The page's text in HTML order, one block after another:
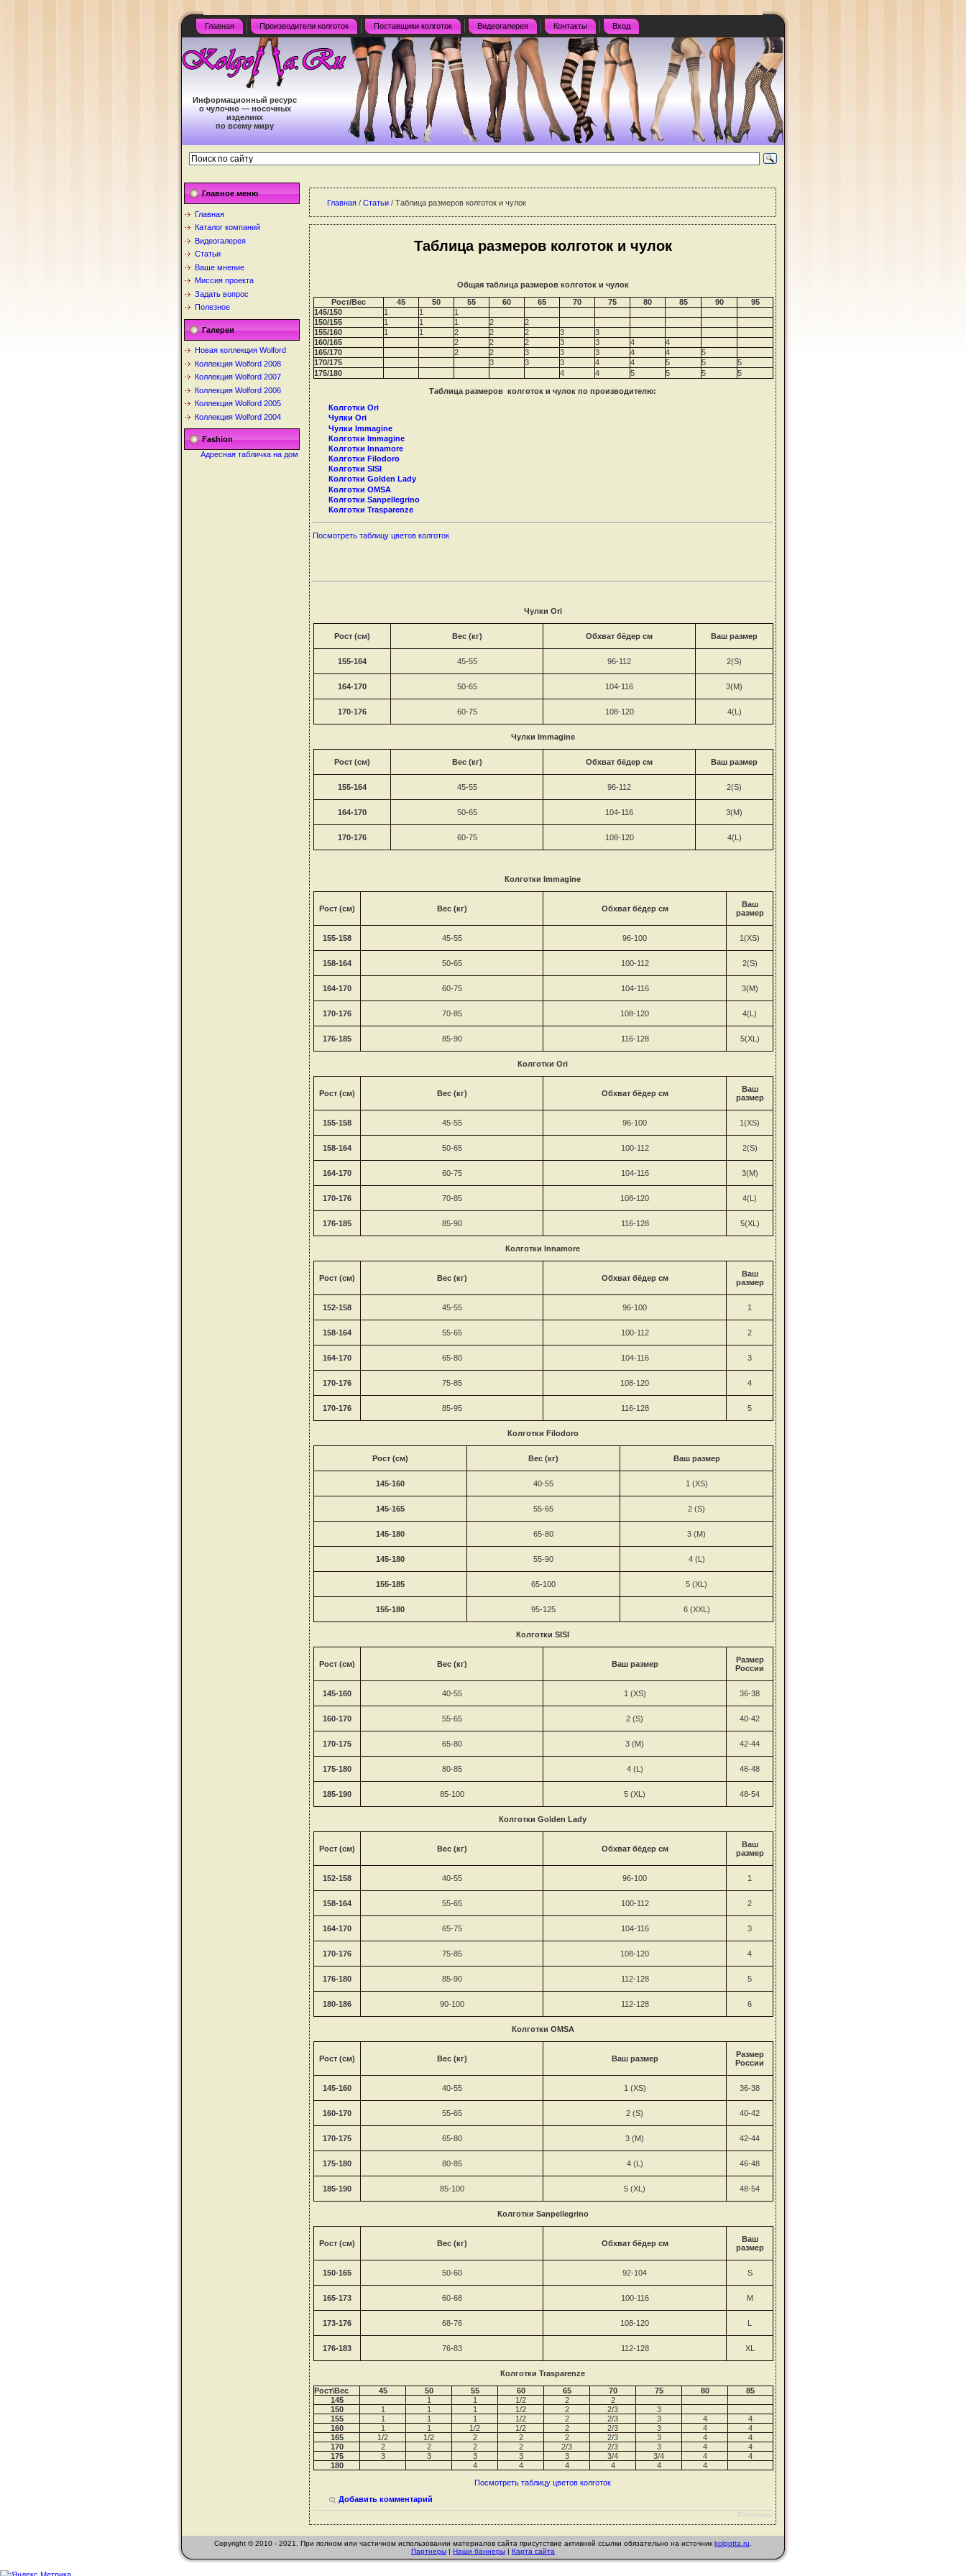
Главная Производители колготок Поставщики колготок Видеогалерея Контакты Вход
Информационный ресурс
о чулочно — носочных
изделиях
по всему миру
Главное меню
Главная
Каталог компаний
Видеогалерея
Статьи
Ваше мнение
Миссия проекта
Задать вопрос
Полезное
Галереи
Новая коллекция Wolford
Коллекция Wolford 2008
Коллекция Wolford 2007
Коллекция Wolford 2006
Коллекция Wolford 2005
Коллекция Wolford 2004
Fashion
Адресная табличка на дом
Главная / Статьи / Таблица размеров колготок и чулок
Таблица размеров колготок и чулок
Общая таблица размеров колготок и чулок
Рост/Вес
45 50 55 60 65 70 75 80 85 90
95
145/150
1 1
1
150/155
1 1 1 2
2
155/160
1 1 2 2 2 3
3
160/165
2 2 2 3 3 4
4
165/170
2 2 3 3 3 4 4
5
170/175
3 3 3 4 4 5 5
5
175/180
4 4 5 5 5 5
Таблица размеров колготок и чулок по производителю:
Колготки Ori
Чулки Ori
Чулки Immagine
Колготки Immagine
Колготки Innamore
Колготки Filodoro
Колготки SISI
Колготки Golden Lady
Колготки OMSA
Колготки Sanpellegrino
Колготки Trasparenze
Посмотреть таблицу цветов колготок
Чулки Ori
Рост (см) Вес (кг) Обхват бёдер см Ваш размер
155-164 45-55 96-112 2(S)
164-170 50-65 104-116 3(M)
170-176 60-75 108-120 4(L)
Чулки Immagine
Рост (см) Вес (кг) Обхват бёдер см Ваш размер
155-164 45-55 96-112 2(S)
164-170 50-65 104-116 3(M)
170-176 60-75 108-120 4(L)
Колготки Immagine
Рост (см) Вес (кг) Обхват бёдер см
Ваш
размер
155-158 45-55 96-100 1(XS)
158-164 50-65 100-112 2(S)
164-170 60-75 104-116 3(M)
170-176 70-85 108-120 4(L)
176-185 85-90 116-128 5(XL)
Колготки Ori
Рост (см) Вес (кг) Обхват бёдер см
Ваш
размер
155-158 45-55 96-100 1(XS)
158-164 50-65 100-112 2(S)
164-170 60-75 104-116 3(M)
170-176 70-85 108-120 4(L)
176-185 85-90 116-128 5(XL)
Колготки Innamore
Рост (см) Вес (кг) Обхват бёдер см
Ваш
размер
152-158 45-55 96-100 1
158-164 55-65 100-112 2
164-170 65-80 104-116 3
170-176 75-85 108-120 4
170-176 85-95 116-128 5
Колготки Filodoro
Рост (см) Вес (кг) Ваш размер
145-160 40-55 1 (XS)
145-165 55-65 2 (S)
145-180 65-80 3 (M)
145-180 55-90 4 (L)
155-185 65-100 5 (XL)
155-180 95-125 6 (XXL)
Колготки SISI
Рост (см) Вес (кг) Ваш размер
Размер
России
145-160 40-55 1 (XS) 36-38
160-170 55-65 2 (S) 40-42
170-175 65-80 3 (M) 42-44
175-180 80-85 4 (L) 46-48
185-190 85-100 5 (XL) 48-54
Колготки Golden Lady
Рост (см) Вес (кг) Обхват бёдер см
Ваш
размер
152-158 40-55 96-100 1
158-164 55-65 100-112 2
164-170 65-75 104-116 3
170-176 75-85 108-120 4
176-180 85-90 112-128 5
180-186 90-100 112-128 6
Колготки OMSA
Рост (см) Вес (кг) Ваш размер
Размер
России
145-160 40-55 1 (XS) 36-38
160-170 55-65 2 (S) 40-42
170-175 65-80 3 (M) 42-44
175-180 80-85 4 (L) 46-48
185-190 85-100 5 (XL) 48-54
Колготки Sanpellegrino
Рост (см) Вес (кг) Обхват бёдер см
Ваш
размер
150-165 50-60 92-104 S
165-173 60-68 100-116 M
173-176 68-76 108-120 L
176-183 76-83 112-128 XL
Колготки Trasparenze
Рост\Вес
45 50 55 60 65 70 75 80
85
145
1 1 1/2 2
2
150
1 1 1 1/2 2 2/3
3
155
1 1 1 1/2 2 2/3 3 4
4
160
1 1 1/2 1/2 2 2/3 3 4
4
165
1/2 1/2 2 2 2 2/3 3 4
4
170
2 2 2 2 2/3 2/3 3 4
4
175
3 3 3 3 3 3/4 3/4 4
4
180
4 4 4 4 4
4
Посмотреть таблицу цветов колготок
Добавить комментарий
JComments
Copyright © 2010 - 2021. При полном или частичном использовании материалов сайта присутствие активной ссылки обязательно на источник kolgotta.ru
Партнеры | Наши баннеры | Карта сайта